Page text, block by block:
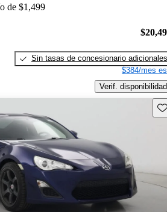
de $1,499
Sin tasas de concesionario adicionales
$384/mes
Verif. disponibilidad